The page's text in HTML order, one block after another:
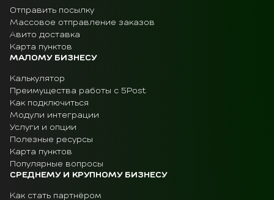
Отправить посылку
Массовое отправление заказов
Авито доставка
Карта пунктов
МАЛОМУ БИЗНЕСУ
Калькулятор
Преимущества работы с 5Post
Как подключиться
Модули интеграции
Услуги и опции
Полезные ресурсы
Карта пунктов
Популярные вопросы
СРЕДНЕМУ И КРУПНОМУ БИЗНЕСУ
Как стать партнёром